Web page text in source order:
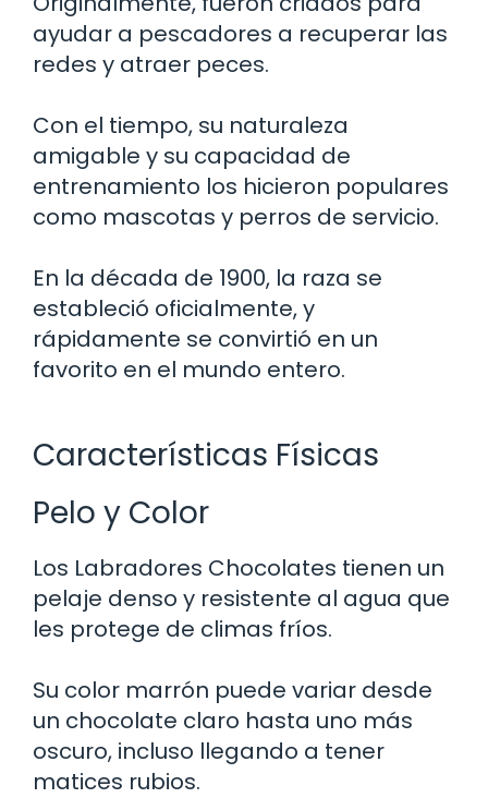
ayudar a pescadores a recuperar las
redes y atraer peces.
Con el tiempo, su naturaleza
amigable y su capacidad de
entrenamiento los hicieron populares
como mascotas y perros de servicio.
En la década de 1900, la raza se
estableció oficialmente, y
rápidamente se convirtió en un
favorito en el mundo entero.
Características Físicas
Pelo y Color
Los Labradores Chocolates tienen un
pelaje denso y resistente al agua que
les protege de climas fríos.
Su color marrón puede variar desde
un chocolate claro hasta uno más
oscuro, incluso llegando a tener
matices rubios.